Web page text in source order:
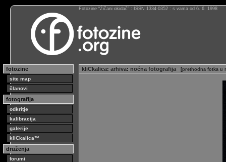
Fotozine “Žičani okidač” : ISSN 1334-0352 : s vama od 6. 6. 1998
fotozine
site map
članovi
fotografija
odkritje
kalibracija
galerije
kliCkalica™
druženja
forumi
kliCkalica: arhiva: noćna fotografija [prethodna fotka u